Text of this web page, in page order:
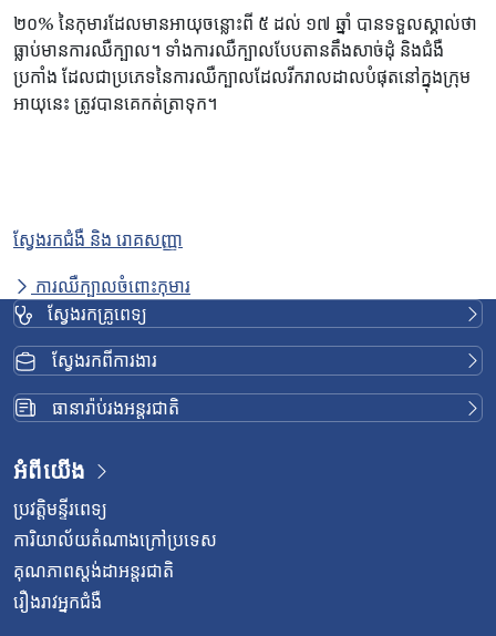
២០% នៃកុមារដែលមានអាយុចន្លោះពី ៥ ដល់ ១៧ ឆ្នាំ បានទទួលស្គាល់ថា
ធ្លាប់មានការឈឺក្បាល។ ទាំងការឈឺក្បាលបែបតានតឹងសាច់ដុំ និងជំងឺ
ប្រកាំង ដែលជាប្រភេទនៃការឈឺក្បាលដែលរីករាលដាលបំផុតនៅក្នុងក្រុម
អាយុនេះ ត្រូវបានគេកត់ត្រាទុក។
ស្វែងរកជំងឺ និង រោគសញ្ញា
ការឈឺក្បាលចំពោះកុមារ
ស្វែងរកគ្រូពេទ្យ
ស្វែងរកពីការងារ
ធានារ៉ាប់រងអន្តរជាតិ
អំពីយើង
ប្រវត្តិមន្ទីរពេទ្យ
ការិយាល័យតំណាងក្រៅប្រទេស
គុណភាពស្តង់ដាអន្តរជាតិ
រឿងរាវអ្នកជំងឺ